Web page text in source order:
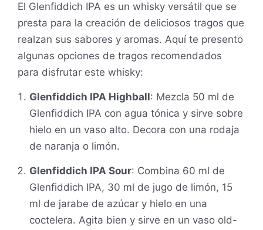
El Glenfiddich IPA es un whisky versátil que se
presta para la creación de deliciosos tragos que
realzan sus sabores y aromas. Aquí te presento
algunas opciones de tragos recomendados
para disfrutar este whisky:
Glenfiddich IPA Highball: Mezcla 50 ml de
Glenfiddich IPA con agua tónica y sirve sobre
hielo en un vaso alto. Decora con una rodaja
de naranja o limón.
Glenfiddich IPA Sour: Combina 60 ml de
Glenfiddich IPA, 30 ml de jugo de limón, 15
ml de jarabe de azúcar y hielo en una
coctelera. Agita bien y sirve en un vaso old-